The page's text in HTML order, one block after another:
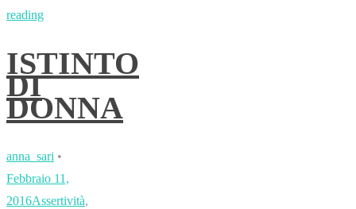
reading
ISTINTO
DI
DONNA
anna_sari •
Febbraio 11,
2016Assertività,